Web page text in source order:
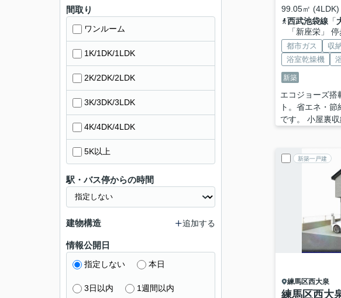
99.05㎡ (4LDK)
西武池袋線「
「新座栄」
都市ガス 収
浴室乾燥機
新築
エコジョーズ搭
ト。省エネ・
です。 小屋裏
新築一戸建
練馬区西大泉
練馬区西
間取り
ワンルーム
1K/1DK/1LDK
2K/2DK/2LDK
3K/3DK/3LDK
4K/4DK/4LDK
5K以上
駅・バス停からの時間
建物構造 追加する
情報公開日
指定しない 本日
3日以内 1週間以内